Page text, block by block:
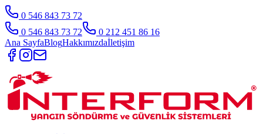
0 546 843 73 72
0 546 843 73 72
0 212 451 86 16
Ana SayfaBlogHakkımızdaİletişim